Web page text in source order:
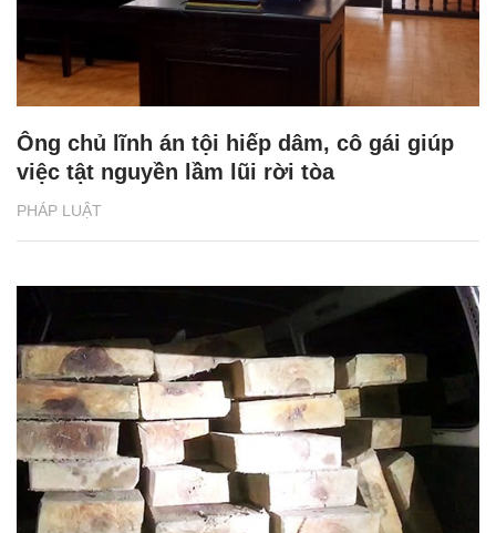
PHÁP LUẬT
Ông chủ lĩnh án tội hiếp dâm, cô gái giúp
việc tật nguyền lầm lũi rời tòa